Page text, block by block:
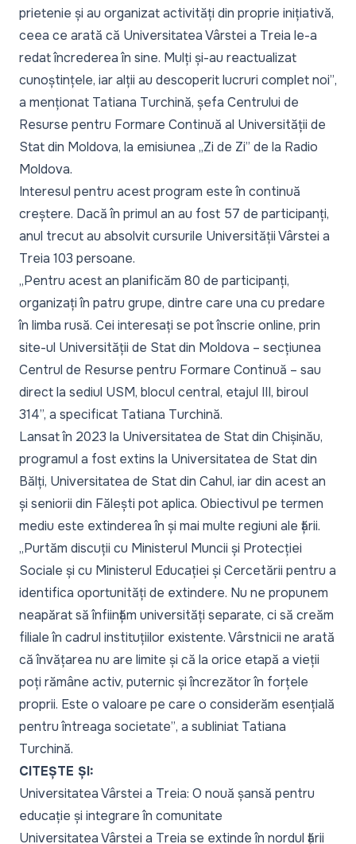
prietenie și au organizat activități din proprie inițiativă,
ceea ce arată că Universitatea Vârstei a Treia le-a
redat încrederea în sine. Mulți și-au reactualizat
cunoștințele, iar alții au descoperit lucruri complet noi”,
a menționat Tatiana Turchină, șefa Centrului de
Resurse pentru Formare Continuă al Universității de
Stat din Moldova, la emisiunea „Zi de Zi” de la Radio
Moldova.
Interesul pentru acest program este în continuă
creștere. Dacă în primul an au fost 57 de participanți,
anul trecut au absolvit cursurile Universității Vârstei a
Treia 103 persoane.
„Pentru acest an planificăm 80 de participanți,
organizați în patru grupe, dintre care una cu predare
în limba rusă. Cei interesați se pot înscrie online, prin
site-ul Universității de Stat din Moldova – secțiunea
Centrul de Resurse pentru Formare Continuă – sau
direct la sediul USM, blocul central, etajul III, biroul
314”, a specificat Tatiana Turchină.
Lansat în 2023 la Universitatea de Stat din Chișinău,
programul a fost extins la Universitatea de Stat din
Bălți, Universitatea de Stat din Cahul, iar din acest an
și seniorii din Fălești pot aplica. Obiectivul pe termen
mediu este extinderea în și mai multe regiuni ale țării.
„Purtăm discuții cu Ministerul Muncii și Protecției
Sociale și cu Ministerul Educației și Cercetării pentru a
identifica oportunități de extindere. Nu ne propunem
neapărat să înființăm universități separate, ci să creăm
filiale în cadrul instituțiilor existente. Vârstnicii ne arată
că învățarea nu are limite și că la orice etapă a vieții
poți rămâne activ, puternic și încrezător în forțele
proprii. Este o valoare pe care o considerăm esențială
pentru întreaga societate”, a subliniat Tatiana
Turchină.
CITEȘTE ȘI:
Universitatea Vârstei a Treia: O nouă șansă pentru
educație și integrare în comunitate
Universitatea Vârstei a Treia se extinde în nordul țării